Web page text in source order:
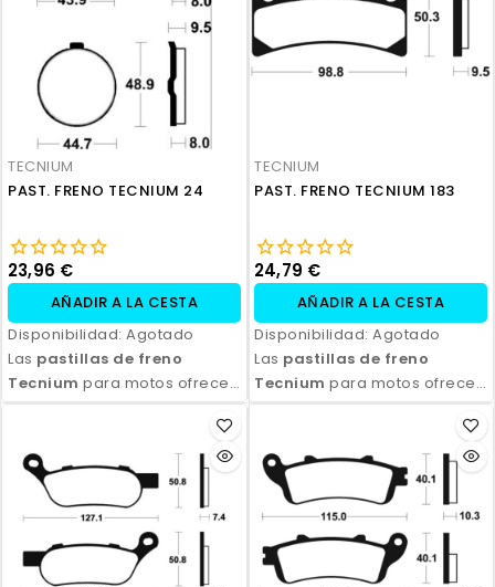
TECNIUM
PAST. FRENO TECNIUM 24
23,96 €
AÑADIR A LA CESTA
Disponibilidad: Agotado
Las pastillas de freno
Tecnium para motos ofrecen
un rendimiento de frenado
durabilidad y eficiencia.
Disponibles en compuestos
orgánicos, semi-metálicos y
sinterizados, son ideales
para todo tipo de
motocicletas y condiciones
TECNIUM
PAST. FRENO TECNIUM 183
24,79 €
AÑADIR A LA CESTA
Disponibilidad: Agotado
Las pastillas de freno
Tecnium para motos ofrecen
un rendimiento de frenado
durabilidad y eficiencia.
Disponibles en compuestos
orgánicos, semi-metálicos y
sinterizados, son ideales
para todo tipo de
motocicletas y condiciones